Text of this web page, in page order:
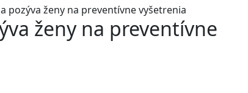
pozýva ženy na preventívne vyšetrenia
ženy na preventívne